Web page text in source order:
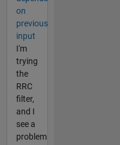
on
previous
input
I'm
trying
the
RRC
filter,
and I
see a
problem